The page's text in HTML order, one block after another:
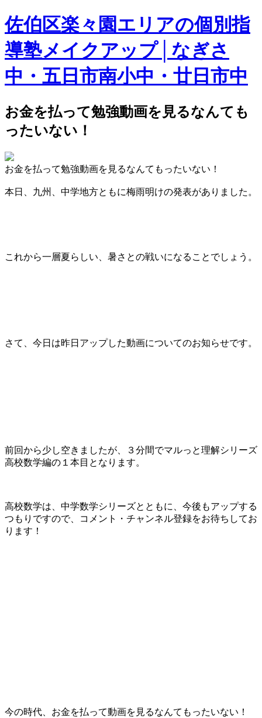
佐伯区楽々園エリアの個別指
導塾メイクアップ│なぎさ
中・五日市南小中・廿日市中
お金を払って勉強動画を見るなんても
ったいない！
お金を払って勉強動画を見るなんてもったいない！
本日、九州、中学地方ともに梅雨明けの発表がありました。
これから一層夏らしい、暑さとの戦いになることでしょう。
さて、今日は昨日アップした動画についてのお知らせです。
前回から少し空きましたが、３分間でマルっと理解シリーズ
高校数学編の１本目となります。
高校数学は、中学数学シリーズとともに、今後もアップする
つもりですので、コメント・チャンネル登録をお待ちしてお
ります！
今の時代、お金を払って動画を見るなんてもったいない！